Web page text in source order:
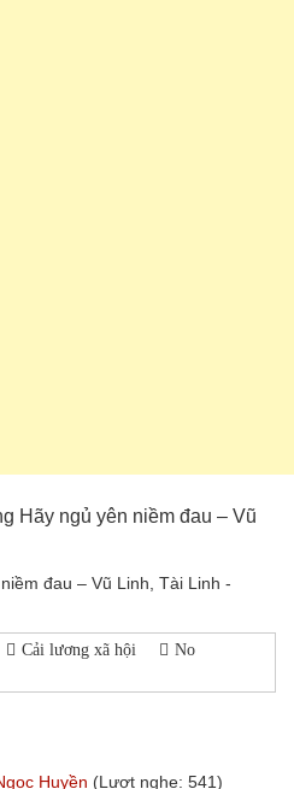
Hãy ngủ yên niềm đau – Vũ
đau – Vũ Linh, Tài Linh -
Cải lương xã hội
No
Huyền (Lượt nghe: 541)